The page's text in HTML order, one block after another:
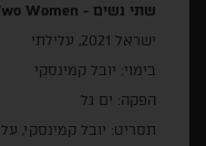
שתי נשים - Two Women
ישראל 2021, עלילתי
בימוי: יובל קמינסקי
הפקה: ים גל
תסריט: יובל קמינסקי,